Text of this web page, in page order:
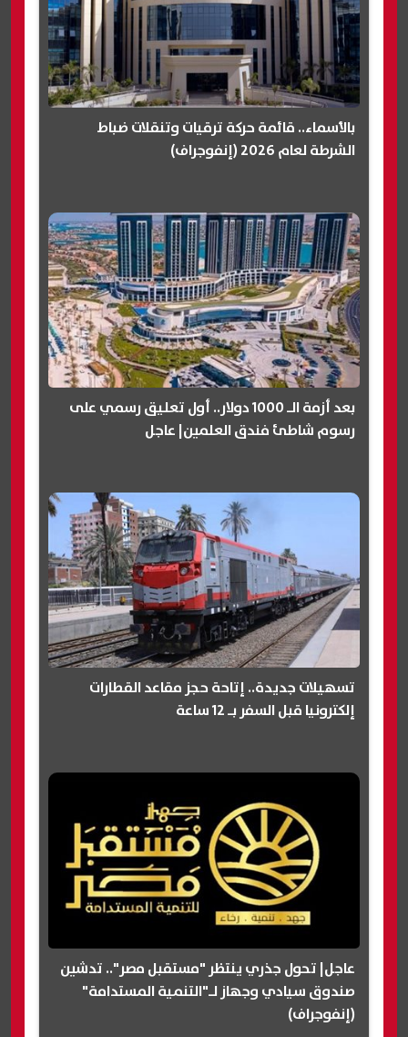
بالأسماء.. قائمة حركة ترقيات وتنقلات ضباط
الشرطة لعام 2026 (إنفوجراف)
بعد أزمة الـ 1000 دولار.. أول تعليق رسمي على
رسوم شاطئ فندق العلمين| عاجل
تسهيلات جديدة.. إتاحة حجز مقاعد القطارات
إلكترونيا قبل السفر بـ 12 ساعة
عاجل| تحول جذري ينتظر "مستقبل مصر".. تدشين
صندوق سيادي وجهاز لـ"التنمية المستدامة"
(إنفوجراف)